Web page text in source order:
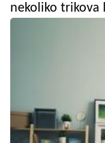
nekoliko trikova